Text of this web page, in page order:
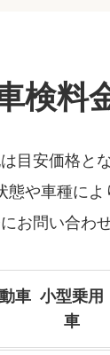
検料
目安価格と
態や車種によ
お問い合わ
車 小型乗用
車